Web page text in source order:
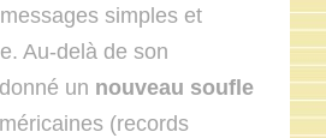
simples et
Au-delà de son
un nouveau soufle
(records